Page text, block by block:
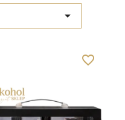

favorite_border